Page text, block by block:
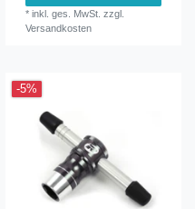
*inkl. ges. MwSt. zzgl.
Versandkosten
-5%